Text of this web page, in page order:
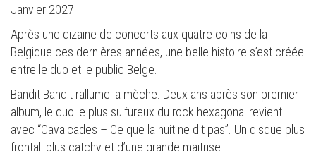
Janvier 2027 !
Après une dizaine de concerts aux quatre coins de la
Belgique ces dernières années, une belle histoire s’est créée
entre le duo et le public Belge.
Bandit Bandit rallume la mèche. Deux ans après son premier
album, le duo le plus sulfureux du rock hexagonal revient
avec “Cavalcades – Ce que la nuit ne dit pas”. Un disque plus
frontal, plus catchy et d’une grande maitrise.